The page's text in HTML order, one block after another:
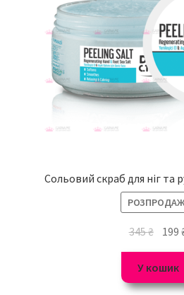
Сольовий скраб для ніг та
345₴ 199
У кошик